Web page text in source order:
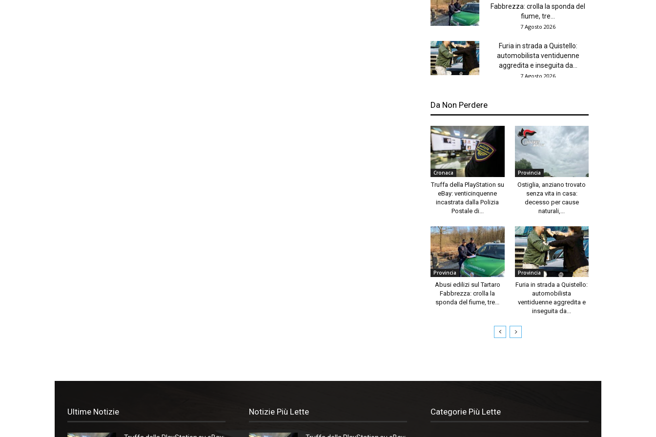
Fabbrezza: crolla la sponda del
fiume, tre...
7 Agosto 2026
Furia in strada a Quistello:
automobilista ventiduenne
aggredita e inseguita da...
7 Agosto 2026
Da Non Perdere
Cronaca
Truffa della PlayStation su
eBay: venticinquenne
incastrata dalla Polizia
Postale di...
Provincia
Ostiglia, anziano trovato
senza vita in casa:
decesso per cause
naturali,...
Provincia
Abusi edilizi sul Tartaro
Fabbrezza: crolla la
sponda del fiume, tre...
Provincia
Furia in strada a Quistello:
automobilista
ventiduenne aggredita e
inseguita da...
Ultime Notizie Notizie Più Lette Categorie Più Lette